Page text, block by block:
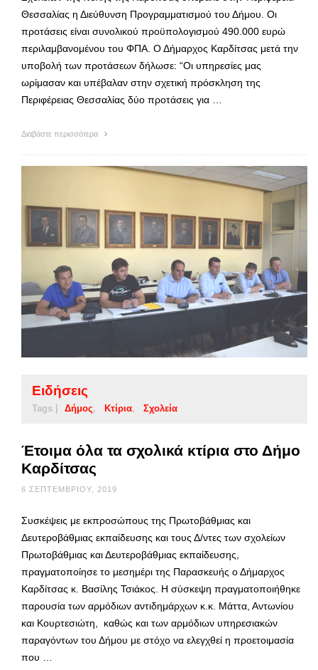
Θεσσαλίας η Διεύθυνση Προγραμματισμού του Δήμου. Οι
προτάσεις είναι συνολικού προϋπολογισμού 490.000 ευρώ
περιλαμβανομένου του ΦΠΑ. Ο Δήμαρχος Καρδίτσας μετά την
υποβολή των προτάσεων δήλωσε: “Οι υπηρεσίες μας
ωρίμασαν και υπέβαλαν στην σχετική πρόσκληση της
Περιφέρειας Θεσσαλίας δύο προτάσεις για …
Διαβάστε περισσότερα
Ειδήσεις
Tags | Δήμος Κτίρια Σχολεία
Έτοιμα όλα τα σχολικά κτίρια στο Δήμο
Καρδίτσας
6 ΣΕΠΤΕΜΒΡΊΟΥ, 2019
Συσκέψεις με εκπροσώπους της Πρωτοβάθμιας και
Δευτεροβάθμιας εκπαίδευσης και τους Δ/ντες των σχολείων
Πρωτοβάθμιας και Δευτεροβάθμιας εκπαίδευσης,
πραγματοποίησε το μεσημέρι της Παρασκευής ο Δήμαρχος
Καρδίτσας κ. Βασίλης Τσιάκος. Η σύσκεψη πραγματοποιήθηκε
παρουσία των αρμόδιων αντιδημάρχων κ.κ. Μάττα, Αντωνίου
και Κουρτεσιώτη, καθώς και των αρμόδιων υπηρεσιακών
παραγόντων του Δήμου με στόχο να ελεγχθεί η προετοιμασία
που …